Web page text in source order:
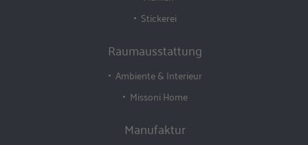
Stickerei
Raumausstattung
Ambiente & Interieur
Missoni Home
Manufaktur